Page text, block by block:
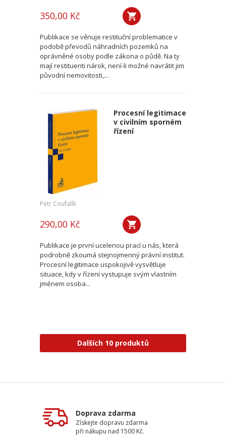
350,00 Kč
Publikace se věnuje restituční problematice v
podobě převodů náhradních pozemků na
oprávněné osoby podle zákona o půdě. Na ty
mají restituenti nárok, není-li možné navrátit jim
původní nemovitosti,...
Procesní legitimace
v civilním sporném
řízení
Petr Coufalík
290,00 Kč
Publikace je první ucelenou prací u nás, která
podrobně zkoumá stejnojmenný právní institut.
Procesní legitimace uspokojivě vysvětluje
situace, kdy v řízení vystupuje svým vlastním
jménem osoba...
Dalších 10 produktů
Doprava zdarma
Získejte dopravu zdarma
při nákupu nad 1500 Kč.